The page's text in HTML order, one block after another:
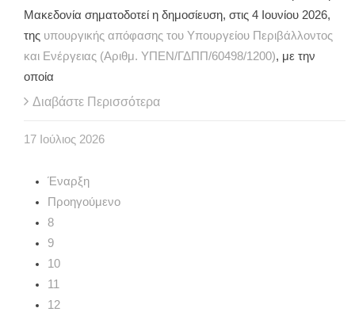
Μακεδονία σηματοδοτεί η δημοσίευση, στις 4 Ιουνίου 2026,
της υπουργικής απόφασης του Υπουργείου Περιβάλλοντος
και Ενέργειας (Αριθμ. ΥΠΕΝ/ΓΔΠΠ/60498/1200), με την
οποία
Διαβάστε Περισσότερα
17 Ιούλιος 2026
Έναρξη
Προηγούμενο
8
9
10
11
12